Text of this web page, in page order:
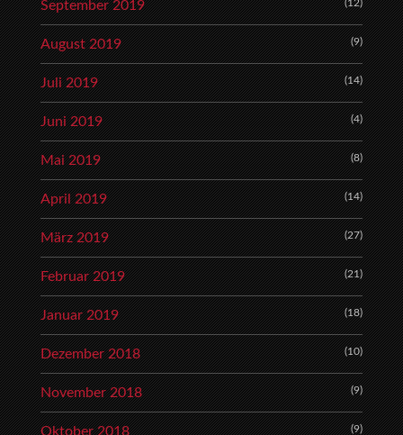
September 2019 (12)
August 2019 (9)
Juli 2019 (14)
Juni 2019 (4)
Mai 2019 (8)
April 2019 (14)
März 2019 (27)
Februar 2019 (21)
Januar 2019 (18)
Dezember 2018 (10)
November 2018 (9)
Oktober 2018 (9)